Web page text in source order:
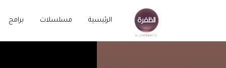
الرئيسية مسلسلات برامج